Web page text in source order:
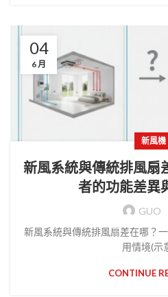
04
6 月
新風機
新風系統與傳統排風扇
者的功能差異
GUO
新風系統與傳統排風扇差在哪？
用情境(示
CONTINUE